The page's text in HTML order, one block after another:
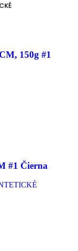
150g #1
#1 Čierna